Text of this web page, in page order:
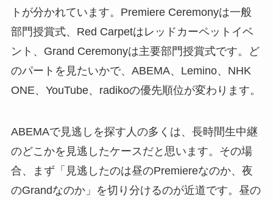
トが分かれています。Premiere Ceremonyは一般
部門授賞式、Red Carpetはレッドカーペットイベ
ント、Grand Ceremonyは主要部門授賞式です。ど
のパートを見たいかで、ABEMA、Lemino、NHK
ONE、YouTube、radikoの優先順位が変わります。
ABEMAで見逃しを探す人の多くは、長時間生中継
のどこかを見逃したケースだと思います。その場
合、まず「見逃したのは昼のPremiereなのか、夜
のGrandなのか」を切り分けるのが近道です。昼の